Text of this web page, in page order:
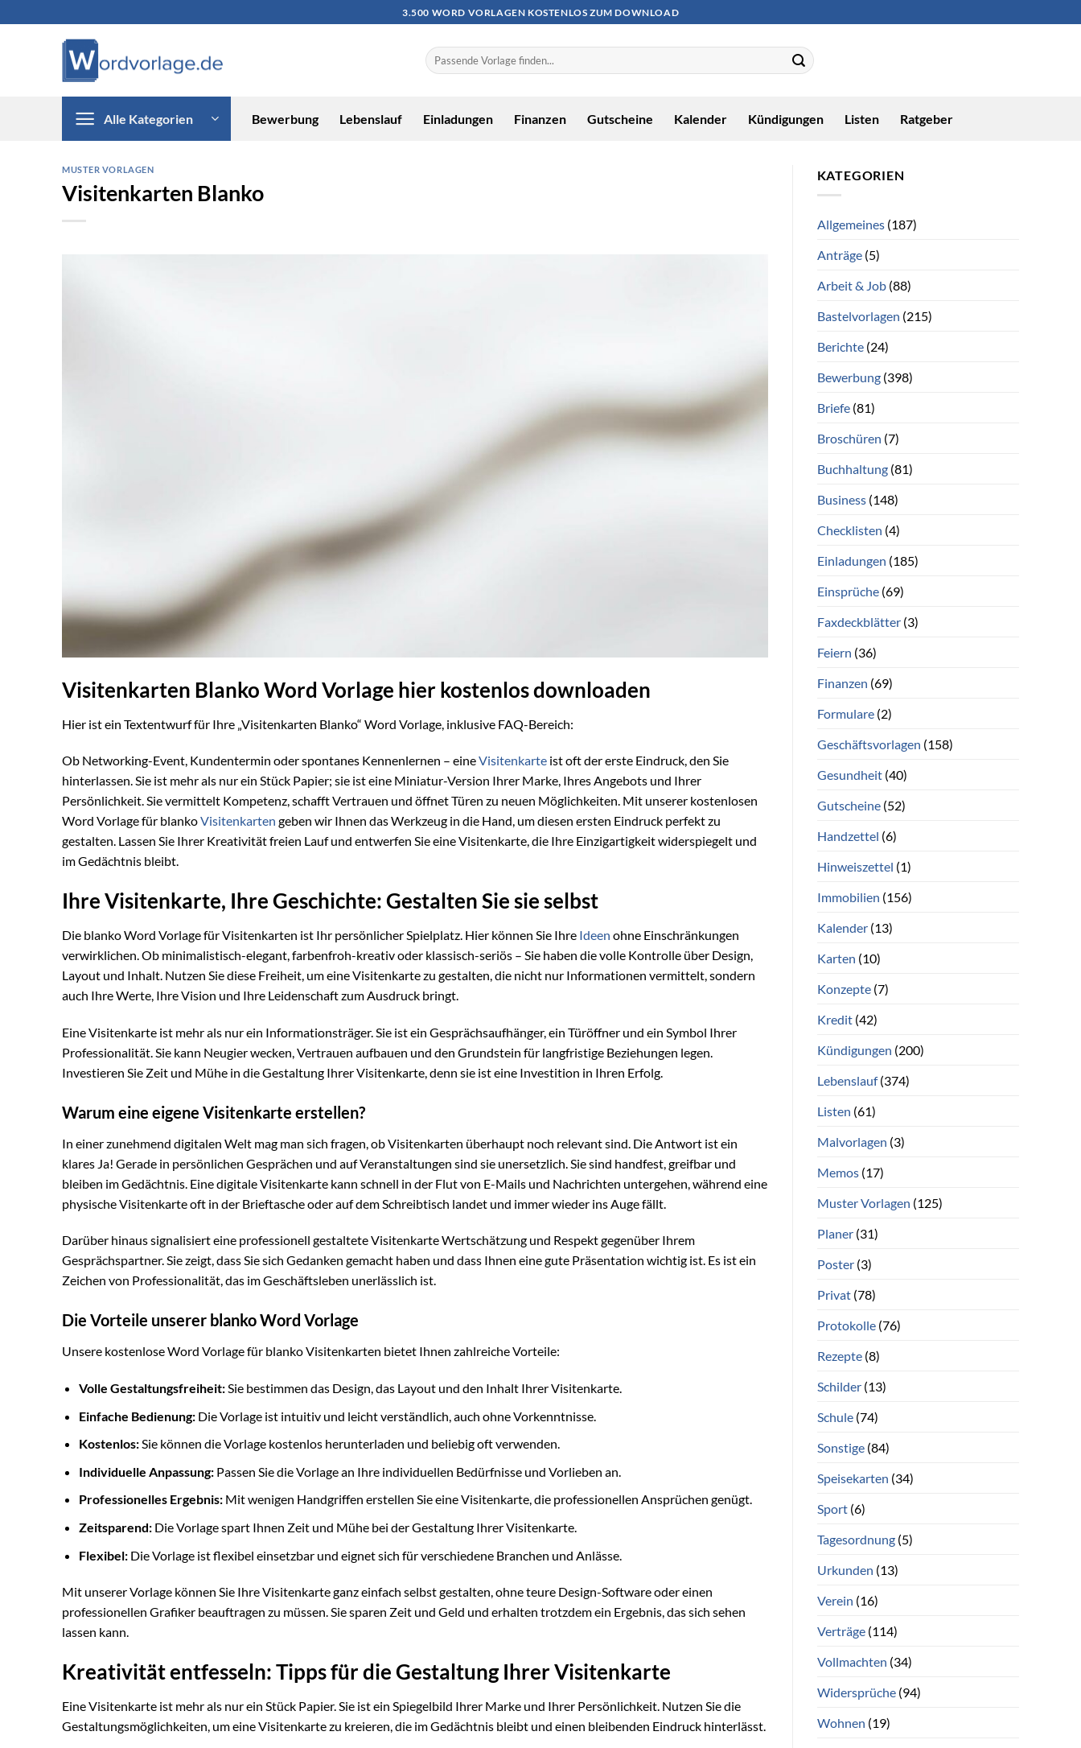
3.500 WORD VORLAGEN KOSTENLOS ZUM DOWNLOAD
Alle Kategorien Bewerbung Lebenslauf Einladungen Finanzen Gutscheine Kalender Kündigungen Listen Ratgeber
MUSTER VORLAGEN
Visitenkarten Blanko
Visitenkarten Blanko Word Vorlage hier kostenlos downloaden
Hier ist ein Textentwurf für Ihre „Visitenkarten Blanko“ Word Vorlage, inklusive FAQ-Bereich:
Ob Networking-Event, Kundentermin oder spontanes Kennenlernen – eineVisitenkarte ist oft der erste Eindruck, den Sie
hinterlassen. Sie ist mehr als nur ein Stück Papier; sie ist eine Miniatur-Version Ihrer Marke, Ihres Angebots und Ihrer
Persönlichkeit. Sie vermittelt Kompetenz, schafft Vertrauen und öffnet Türen zu neuen Möglichkeiten. Mit unserer kostenlosen
Word Vorlage für blankoVisitenkarten geben wir Ihnen das Werkzeug in die Hand, um diesen ersten Eindruck perfekt zu
gestalten. Lassen Sie Ihrer Kreativität freien Lauf und entwerfen Sie eine Visitenkarte, die Ihre Einzigartigkeit widerspiegelt und
im Gedächtnis bleibt.
Ihre Visitenkarte, Ihre Geschichte: Gestalten Sie sie selbst
Die blanko Word Vorlage für Visitenkarten ist Ihr persönlicher Spielplatz. Hier können Sie Ihre Ideen ohne Einschränkungen
verwirklichen. Ob minimalistisch-elegant, farbenfroh-kreativ oder klassisch-seriös – Sie haben die volle Kontrolle über Design,
Layout und Inhalt. Nutzen Sie diese Freiheit, um eine Visitenkarte zu gestalten, die nicht nur Informationen vermittelt, sondern
auch Ihre Werte, Ihre Vision und Ihre Leidenschaft zum Ausdruck bringt.
Eine Visitenkarte ist mehr als nur ein Informationsträger. Sie ist ein Gesprächsaufhänger, ein Türöffner und ein Symbol Ihrer
Professionalität. Sie kann Neugier wecken, Vertrauen aufbauen und den Grundstein für langfristige Beziehungen legen.
Investieren Sie Zeit und Mühe in die Gestaltung Ihrer Visitenkarte, denn sie ist eine Investition in Ihren Erfolg.
Warum eine eigene Visitenkarte erstellen?
In einer zunehmend digitalen Welt mag man sich fragen, ob Visitenkarten überhaupt noch relevant sind. Die Antwort ist ein
klares Ja! Gerade in persönlichen Gesprächen und auf Veranstaltungen sind sie unersetzlich. Sie sind handfest, greifbar und
bleiben im Gedächtnis. Eine digitale Visitenkarte kann schnell in der Flut von E-Mails und Nachrichten untergehen, während eine
physische Visitenkarte oft in der Brieftasche oder auf dem Schreibtisch landet und immer wieder ins Auge fällt.
Darüber hinaus signalisiert eine professionell gestaltete Visitenkarte Wertschätzung und Respekt gegenüber Ihrem
Gesprächspartner. Sie zeigt, dass Sie sich Gedanken gemacht haben und dass Ihnen eine gute Präsentation wichtig ist. Es ist ein
Zeichen von Professionalität, das im Geschäftsleben unerlässlich ist.
Die Vorteile unserer blanko Word Vorlage
Unsere kostenlose Word Vorlage für blanko Visitenkarten bietet Ihnen zahlreiche Vorteile:
Volle Gestaltungsfreiheit:Sie bestimmen das Design, das Layout und den Inhalt Ihrer Visitenkarte.
Einfache Bedienung:Die Vorlage ist intuitiv und leicht verständlich, auch ohne Vorkenntnisse.
Kostenlos:Sie können die Vorlage kostenlos herunterladen und beliebig oft verwenden.
Individuelle Anpassung:Passen Sie die Vorlage an Ihre individuellen Bedürfnisse und Vorlieben an.
Professionelles Ergebnis:Mit wenigen Handgriffen erstellen Sie eine Visitenkarte, die professionellen Ansprüchen genügt.
Zeitsparend:Die Vorlage spart Ihnen Zeit und Mühe bei der Gestaltung Ihrer Visitenkarte.
Flexibel:Die Vorlage ist flexibel einsetzbar und eignet sich für verschiedene Branchen und Anlässe.
Mit unserer Vorlage können Sie Ihre Visitenkarte ganz einfach selbst gestalten, ohne teure Design-Software oder einen
professionellen Grafiker beauftragen zu müssen. Sie sparen Zeit und Geld und erhalten trotzdem ein Ergebnis, das sich sehen
lassen kann.
Kreativität entfesseln: Tipps für die Gestaltung Ihrer Visitenkarte
Eine Visitenkarte ist mehr als nur ein Stück Papier. Sie ist ein Spiegelbild Ihrer Marke und Ihrer Persönlichkeit. Nutzen Sie die
Gestaltungsmöglichkeiten, um eine Visitenkarte zu kreieren, die im Gedächtnis bleibt und einen bleibenden Eindruck hinterlässt.
KATEGORIEN
Allgemeines(187)
Anträge(5)
Arbeit & Job(88)
Bastelvorlagen (215)
Berichte(24)
Bewerbung(398)
Briefe(81)
Broschüren (7)
Buchhaltung(81)
Business(148)
Checklisten (4)
Einladungen (185)
Einsprüche(69)
Faxdeckblätter(3)
Feiern (36)
Finanzen (69)
Formulare(2)
Geschäftsvorlagen (158)
Gesundheit(40)
Gutscheine(52)
Handzettel (6)
Hinweiszettel (1)
Immobilien (156)
Kalender(13)
Karten (10)
Konzepte(7)
Kredit(42)
Kündigungen (200)
Lebenslauf(374)
Listen (61)
Malvorlagen (3)
Memos(17)
Muster Vorlagen (125)
Planer(31)
Poster(3)
Privat(78)
Protokolle(76)
Rezepte(8)
Schilder(13)
Schule(74)
Sonstige(84)
Speisekarten (34)
Sport(6)
Tagesordnung(5)
Urkunden (13)
Verein (16)
Verträge(114)
Vollmachten (34)
Widersprüche(94)
Wohnen (19)